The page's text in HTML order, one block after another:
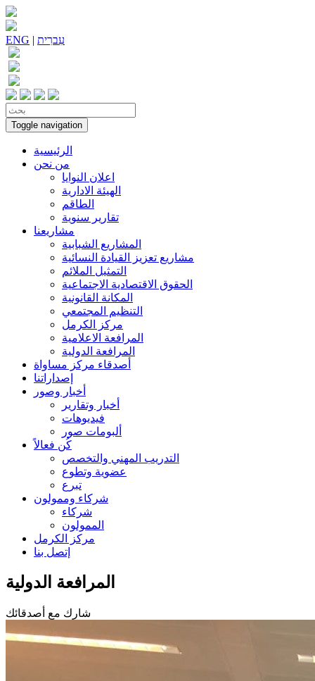
ENG | עִברִית
Toggle navigation
الرئيسية
من نحن
اعلان النوايا
الهيئة الادارية
الطاقم
تقارير سنوية
مشاريعنا
المشاريع الشبابية
مشاريع تعزيز القيادة النسائية
التمثيل الملائم
الحقوق الاقتصادية الاجتماعية
المكانة القانونية
التنظيم المجتمعي
مركز الكرمل
المرافعة الاعلامية
المرافعة الدولية
أصدقاء مركز مساواة
إصداراتنا
أخبار وصور
أخبار وتقارير
فيديوهات
ألبومات صور
كُن فعالاً
التدريب المهني والتخصص
عضوية وتطوع
تبرع
شركاء وممولون
شركاء
الممولون
مركز الكرمل
إتصل بنا
المرافعة الدولية
شارك مع أصدقائك